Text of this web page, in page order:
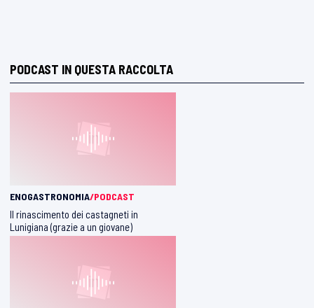
PODCAST IN QUESTA RACCOLTA
ENOGASTRONOMIA/PODCAST
Il rinascimento dei castagneti in
Lunigiana (grazie a un giovane)